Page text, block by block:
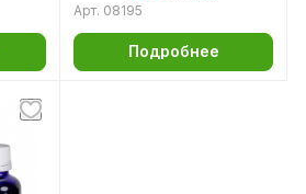
Арт. 08195
Подробнее